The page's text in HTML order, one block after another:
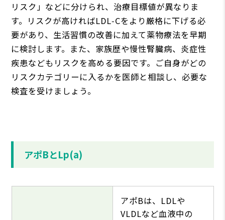
リスク」などに分けられ、治療目標値が異なりま
す。リスクが高ければLDL‑Cをより厳格に下げる必
要があり、生活習慣の改善に加えて薬物療法を早期
に検討します。また、家族歴や慢性腎臓病、炎症性
疾患などもリスクを高める要因です。ご自身がどの
リスクカテゴリーに入るかを医師と相談し、必要な
検査を受けましょう。
アポBとLp(a)
アポBは、LDLや
VLDLなど血液中の